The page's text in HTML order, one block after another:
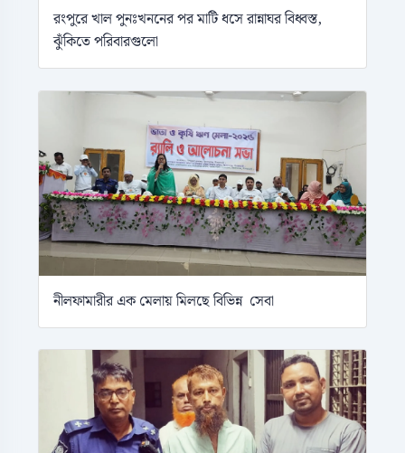
রংপুরে খাল পুনঃখননের পর মাটি ধসে রান্নাঘর বিধ্বস্ত,
ঝুঁকিতে পরিবারগুলো
নীলফামারীর এক মেলায় মিলছে বিভিন্ন সেবা